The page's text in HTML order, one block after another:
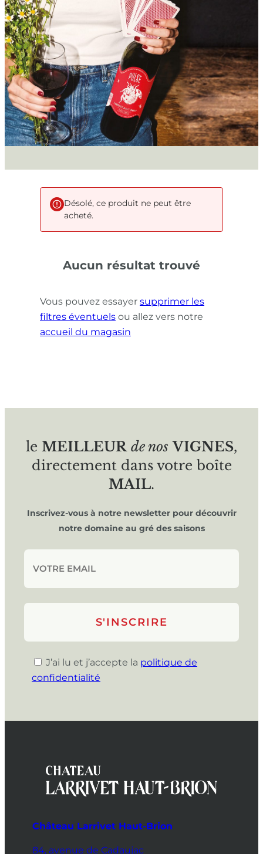
Désolé, ce produit ne peut être
acheté.
Aucun résultat trouvé
Vous pouvez essayer supprimer les
filtres éventuels ou allez vers notre
accueil du magasin
le MEILLEUR de nos VIGNES,
directement dans votre boîte
MAIL.
Inscrivez-vous à notre newsletter pour découvrir
notre domaine au gré des saisons
J’ai lu et j’accepte la politique de
confidentialité
Château Larrivet Haut-Brion
84, avenue de Cadaujac